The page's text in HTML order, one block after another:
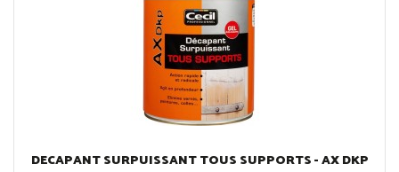
DECAPANT SURPUISSANT TOUS SUPPORTS - AX DKP